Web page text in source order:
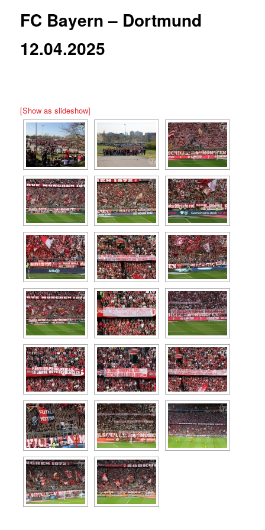
FC Bayern – Dortmund
12.04.2025
[Show as slideshow]